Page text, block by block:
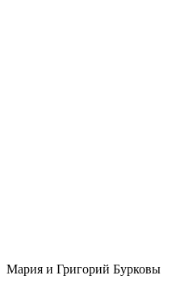
Мария и Григорий Бурковы